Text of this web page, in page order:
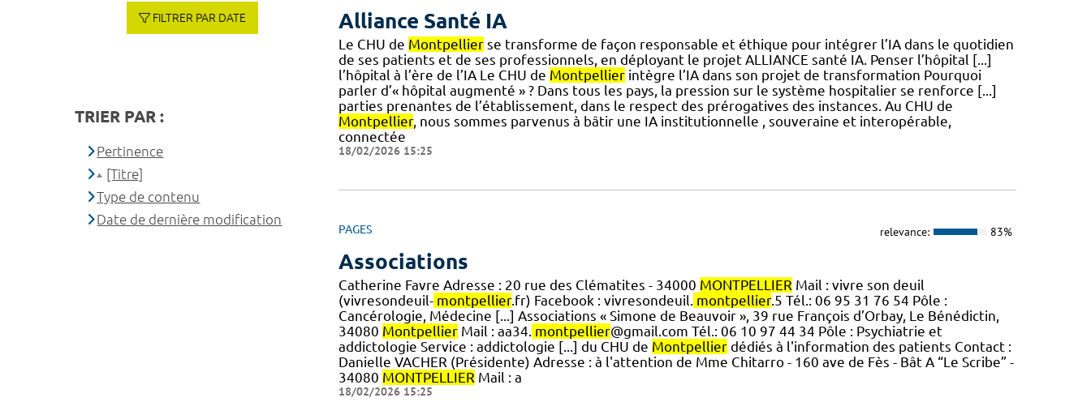
Alliance Santé IA
Le CHU de Montpellierse transforme de façon responsable et éthique pour intégrer l’IA dans le quotidien
de ses patients et de ses professionnels, en déployant le projet ALLIANCE santé IA. Penser l’hôpital [...]
l’hôpital à l’ère de l’IA Le CHU de Montpellierintègre l’IA dans son projet de transformation Pourquoi
parler d’« hôpital augmenté » ? Dans tous les pays, la pression sur le système hospitalier se renforce [...]
parties prenantes de l’établissement, dans le respect des prérogatives des instances. Au CHU de
Montpellier, nous sommes parvenus à bâtir une IA institutionnelle , souveraine et interopérable,
connectée
18/02/2026 15:25
PAGES relevance: 83%
Associations
Catherine Favre Adresse : 20 rue des Clématites - 34000 MONTPELLIER Mail : vivre son deuil
(vivresondeuil- montpellier.fr) Facebook : vivresondeuil. montpellier.5 Tél.: 06 95 31 76 54 Pôle :
Cancérologie, Médecine [...] Associations « Simone de Beauvoir », 39 rue François d’Orbay, Le Bénédictin,
34080 MontpellierMail : aa34. montpellier@gmail.com Tél.: 06 10 97 44 34 Pôle : Psychiatrie et
addictologie Service : addictologie [...] du CHU de Montpellierdédiés à l'information des patients Contact :
Danielle VACHER (Présidente) Adresse : à l'attention de Mme Chitarro - 160 ave de Fès - Bât A “Le Scribe” -
34080 MONTPELLIER Mail : a
18/02/2026 15:25
FILTRER PAR DATE
TRIER PAR :
Pertinence
[Titre]
Type de contenu
Date de dernière modification